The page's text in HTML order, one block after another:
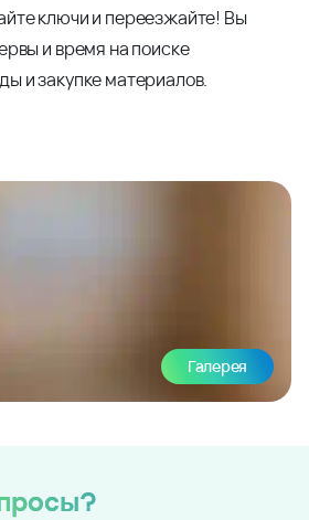
ключи и переезжайте! Вы
и время на поиске
и закупке материалов.
Галерея